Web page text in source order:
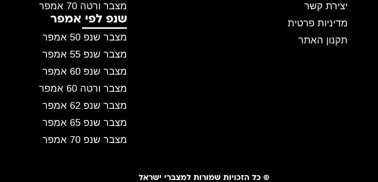
יצירת קשר
מדיניות פרטית
תקנון האתר
מצבר ורטה 70 אמפר
שנפ לפי אמפר
מצבר שנפ 50 אמפר
מצבר שנפ 55 אמפר
מצבר שנפ 60 אמפר
מצבר ורטה 60 אמפר
מצבר שנפ 62 אמפר
מצבר שנפ 65 אמפר
מצבר שנפ 70 אמפר
©️ כל הזכויות שמורות למצברי ישראל